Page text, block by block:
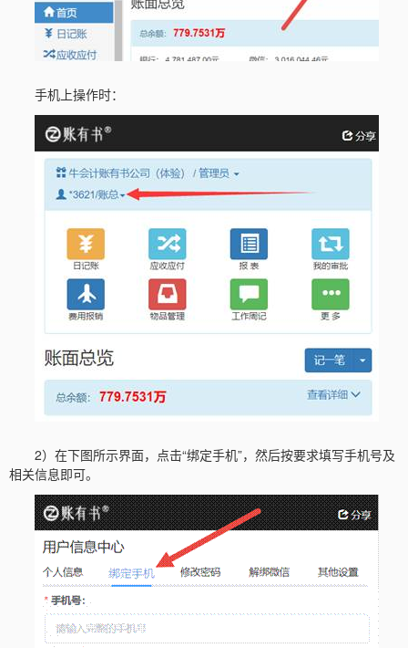
手机上操作时：
2）在下图所示界面，点击“绑定手机”，然后按要求填写手机号及
相关信息即可。